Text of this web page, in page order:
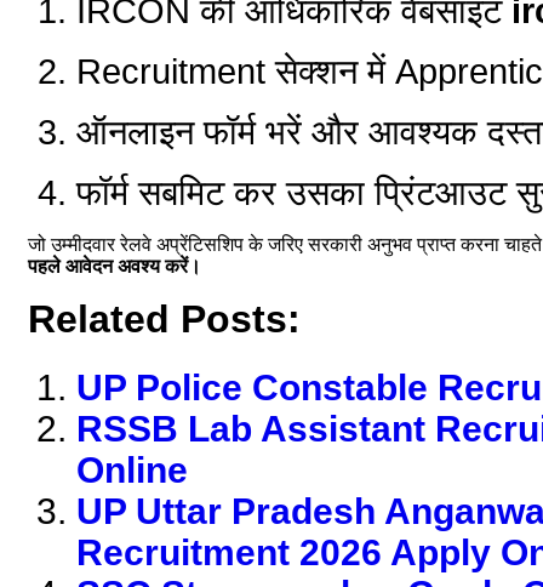
IRCON की आधिकारिक वेबसाइट
Recruitment सेक्शन में
ऑनलाइन फॉर्म भरें और आवश्यक
फॉर्म सबमिट कर उसका प्रिंटआउट
जो उम्मीदवार रेलवे अप्रेंटिसशिप के जरिए सरकारी अनुभव प्राप्त करना
पहले आवेदन अवश्य करें।
Related Posts:
UP Police Constable
RSSB Lab Assistant
Online
UP Uttar Pradesh
Recruitment 2026 Apply